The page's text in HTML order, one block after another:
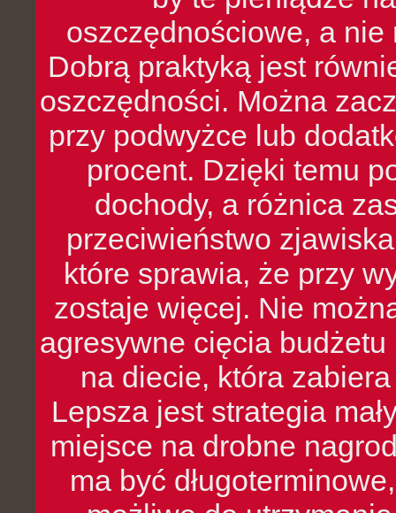
oszczędnościowe, a nie
Dobrą praktyką jest
oszczędności. Można
przy podwyżce lub
procent. Dzięki temu
dochody, a różnica
przeciwieństwo
które sprawia, że przy
zostaje więcej. Nie
agresywne cięcia
na diecie, która
Lepsza jest strategia
miejsce na drobne
ma być